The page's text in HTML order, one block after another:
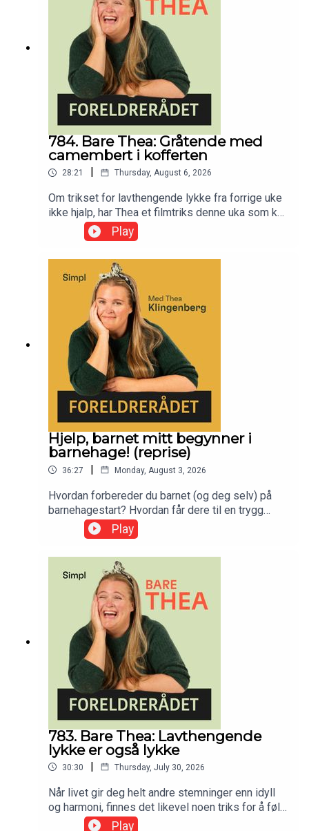
784. Bare Thea: Gråtende med
camembert i kofferten
28:21 Thursday, August 6, 2026
Om trikset for lavthengende lykke fra forrige uke
ikke hjalp, har Thea et filmtriks denne uka som kan
funke. Og IKKE avlys sommeren før den faktisk er
Play
Hjelp, barnet mitt begynner i
barnehage! (reprise)
36:27 | Monday, August 3, 2026
Hvordan forbereder du barnet (og deg selv) på
barnehagestart? Hvordan får dere til en trygg
tilvenning – og hvordan få til et godt samarbeid
med de som skal møte barnet ditt hver dag? Med
Denne episoden ble først publisert 12.mai 2025
Play
783. Bare Thea: Lavthengende
lykke er også lykke
30:30 | Thursday, July 30, 2026
Når livet gir deg helt andre stemninger enn idyll
og harmoni, finnes det likevel noen triks for å føle
seg bedre.
Play